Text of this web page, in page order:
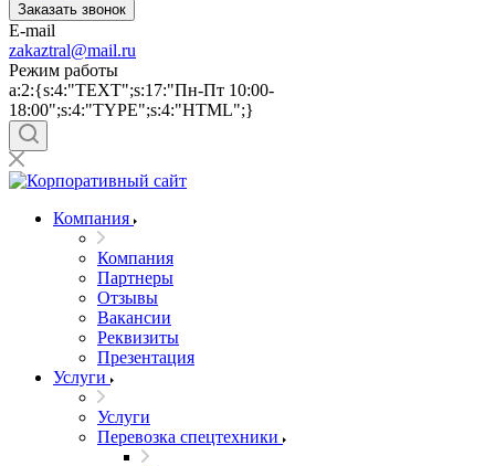
Заказать звонок
E-mail
zakaztral@mail.ru
Режим работы
a:2:{s:4:"TEXT";s:17:"Пн-Пт 10:00-
18:00";s:4:"TYPE";s:4:"HTML";}
Компания
Компания
Партнеры
Отзывы
Вакансии
Реквизиты
Презентация
Услуги
Услуги
Перевозка спецтехники